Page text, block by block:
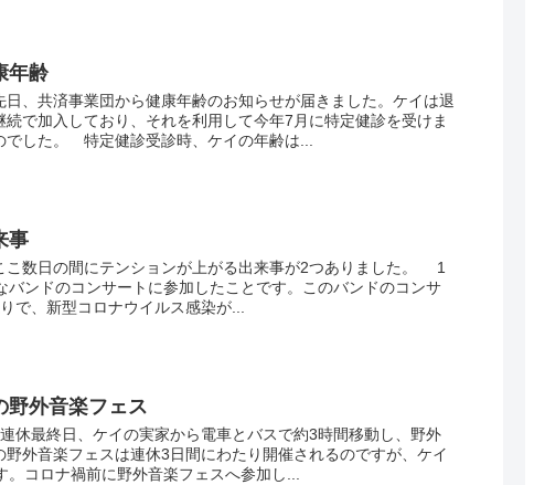
年齢
、共済事業団から健康年齢のお知らせが届きました。ケイは退
で加入しており、それを利用して今年7月に特定健診を受けま
でした。 特定健診受診時、ケイの年齢は...
事
数日の間にテンションが上がる出来事が2つありました。 1
バンドのコンサートに参加したことです。このバンドのコンサ
で、新型コロナウイルス感染が...
野外音楽フェス
最終日、ケイの実家から電車とバスで約3時間移動し、野外
外音楽フェスは連休3日間にわたり開催されるのですが、ケイ
。コロナ禍前に野外音楽フェスへ参加し...